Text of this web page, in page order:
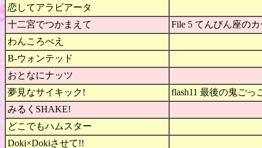
恋してアラビアータ
十二宮でつかまえて
File 5 てんびん座の
わんころべえ
B-ウォンテッド
おとなにナッツ
夢見なサイキック!
flash11 最後の鬼ごっ
みるくSHAKE!
どこでもハムスター
Doki×Dokiさせて!!